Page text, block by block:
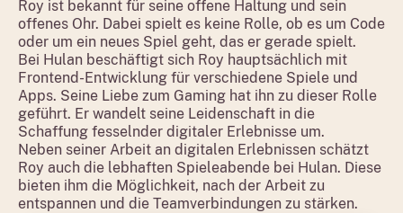
Roy ist bekannt für seine offene Haltung und sein
offenes Ohr. Dabei spielt es keine Rolle, ob es um Code
oder um ein neues Spiel geht, das er gerade spielt.
Bei Hulan beschäftigt sich Roy hauptsächlich mit
Frontend-Entwicklung für verschiedene Spiele und
Apps. Seine Liebe zum Gaming hat ihn zu dieser Rolle
geführt. Er wandelt seine Leidenschaft in die
Schaffung fesselnder digitaler Erlebnisse um.
Neben seiner Arbeit an digitalen Erlebnissen schätzt
Roy auch die lebhaften Spieleabende bei Hulan. Diese
bieten ihm die Möglichkeit, nach der Arbeit zu
entspannen und die Teamverbindungen zu stärken.